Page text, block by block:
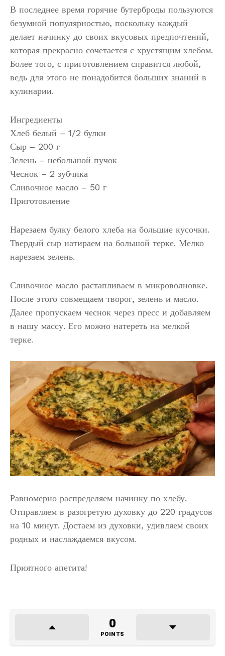
В последнее время горячие бутерброды пользуются
безумной популярностью, поскольку каждый
делает начинку до своих вкусовых предпочтений,
которая прекрасно сочетается с хрустящим хлебом.
Более того, с приготовлением справится любой,
ведь для этого не понадобится больших знаний в
кулинарии.
Ингредиенты
Хлеб белый – 1/2 булки
Сыр – 200 г
Зелень – небольшой пучок
Чеснок – 2 зубчика
Сливочное масло – 50 г
Приготовление
Нарезаем булку белого хлеба на большие кусочки.
Твердый сыр натираем на большой терке. Мелко
нарезаем зелень.
Сливочное масло растапливаем в микроволновке.
После этого совмещаем творог, зелень и масло.
Далее пропускаем чеснок через пресс и добавляем
в нашу массу. Его можно натереть на мелкой
терке.
Равномерно распределяем начинку по хлебу.
Отправляем в разогретую духовку до 220 градусов
на 10 минут. Достаем из духовки, удивляем своих
родных и наслаждаемся вкусом.
Приятного апетита!
0
POINTS